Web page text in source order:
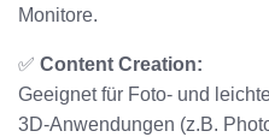
Monitore.
✅ Content Creation:
Geeignet für Foto- und
3D-Anwendungen (z.B.